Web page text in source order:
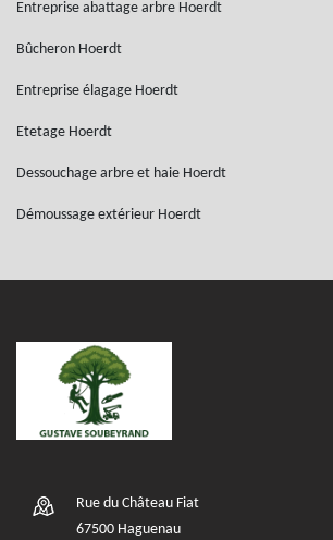
Entreprise abattage arbre Hoerdt
Bûcheron Hoerdt
Entreprise élagage Hoerdt
Etetage Hoerdt
Dessouchage arbre et haie Hoerdt
Démoussage extérieur Hoerdt
Rue du Château Fiat
67500 Haguenau